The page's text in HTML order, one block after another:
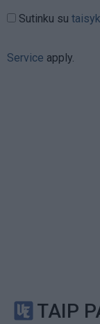
Sutinku su
Service apply.
TAIP